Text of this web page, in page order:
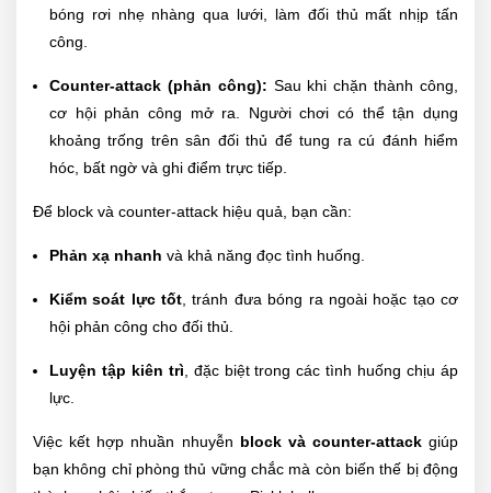
bóng rơi nhẹ nhàng qua lưới, làm đối thủ mất nhịp tấn
công.
Counter-attack (phản công): Sau khi chặn thành công,
cơ hội phản công mở ra. Người chơi có thể tận dụng
khoảng trống trên sân đối thủ để tung ra cú đánh hiểm
hóc, bất ngờ và ghi điểm trực tiếp.
Để block và counter-attack hiệu quả, bạn cần:
Phản xạ nhanh và khả năng đọc tình huống.
Kiểm soát lực tốt, tránh đưa bóng ra ngoài hoặc tạo cơ
hội phản công cho đối thủ.
Luyện tập kiên trì, đặc biệt trong các tình huống chịu áp
lực.
Việc kết hợp nhuần nhuyễn block và counter-attackgiúp
bạn không chỉ phòng thủ vững chắc mà còn biến thế bị động